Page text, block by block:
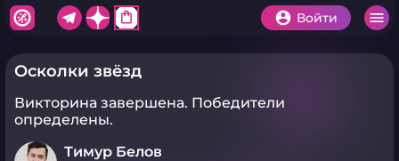
shopping_bag Войти
Осколки звёзд
Викторина завершена. Победители
определены.
Тимур Белов